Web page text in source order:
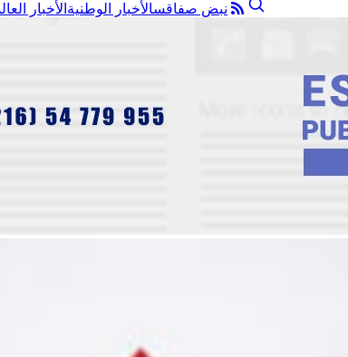
نبض صفاقسالأخبار الوطنية الأخبار